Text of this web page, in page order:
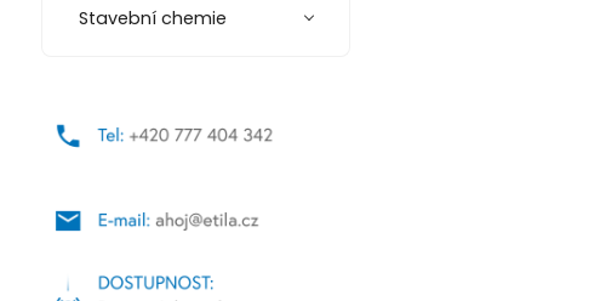
Stavební chemie